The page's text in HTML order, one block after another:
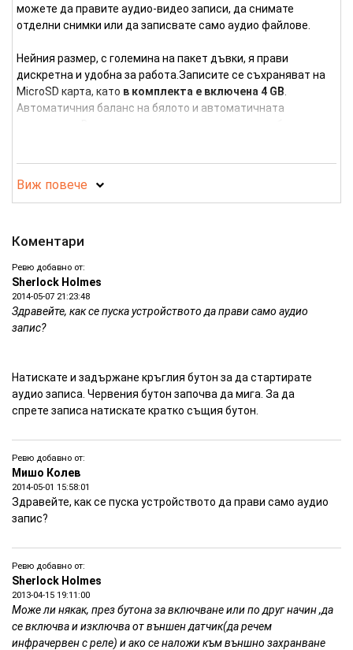
можете да правите аудио-видео записи, да снимате
отделни снимки или да записвате само аудио файлове.
Нейния размер, с големина на пакет дъвки, я прави
дискретна и удобна за работа.Записите се съхраняват на
MicroSD карта, като в комплекта е включена 4 GB
Автоматичния баланс на бялото и автоматичната
работа на устройството. Записаното с тази камера видео е
в AVI формат с резолюция 1280х960 MJPG, 25 кадъра в
записвате само аудио файл той е във wav формат, моно, с
Спецификация:
Сензор - 1.3MP CMOS
Памет - външна до 16GB MicroSD карта. 4 GB включена в
комплекта.
Връзка с PC - през USB порт, не са необходими драйвери
Тегло - 19 г
Миникамера и аудиорекордер 4GB
Видео инструкции на: Миникамера и аудиорекордер
4GB
Виж повече
Коментари
Ревю добавно от:
Sherlock Holmes
2014-05-07 21:23:48
Здравейте, как се пуска устройството да прави само аудио
запис?
Натискате и задържане кръглия бутон за да стартирате
аудио записа. Червения бутон започва да мига. За да
спрете записа натискате кратко същия бутон.
Ревю добавно от:
Мишо Колев
2014-05-01 15:58:01
Здравейте, как се пуска устройството да прави само аудио
запис?
Ревю добавно от:
Sherlock Holmes
2013-04-15 19:11:00
Mоже ли някак, през бутона за включване или по друг начин ,да
се включва и изключва от външен датчик(да речем
инфрачервен с реле) и ако се наложи към външно захранване